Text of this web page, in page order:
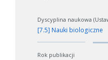
Dyscyplina naukowa
[7.5] Nauki biologiczne
Rok publikacji